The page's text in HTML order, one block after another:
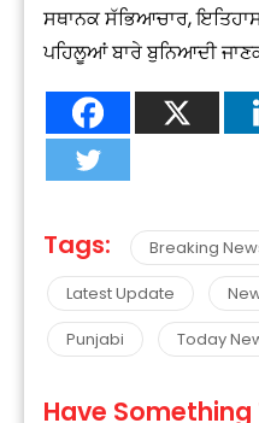
ਸਥਾਨਕ ਸੱਭਿਆਚਾਰ,
ਪਹਿਲੂਆਂ ਬਾਰੇ ਬੁਨਿਆਦੀ
Tags: Breaking
Latest Update
Punjabi
Today
Have Something